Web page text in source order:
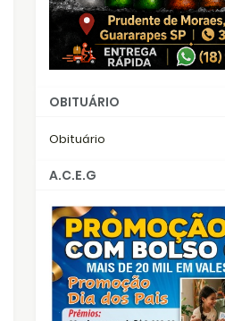
OBITUÁRIO
Obituário
A.C.E.G